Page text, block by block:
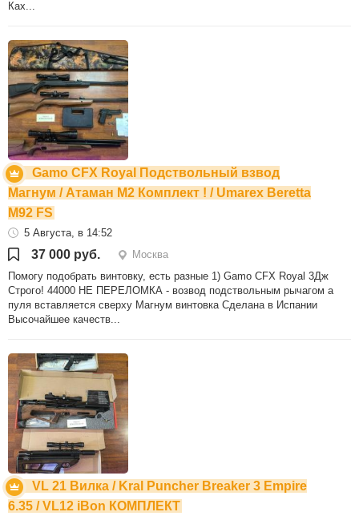
Ках...
Gamo CFX Royal Подствольный взвод
Магнум / Атаман М2 Комплект ! / Umarex Beretta
M92 FS
5 Августа, в 14:52
37 000 руб.
Москва
Помогу подобрать винтовку, есть разные 1) Gamo CFX Royal 3Дж
Строго! 44000 НЕ ПЕРЕЛОМКА - возвод подствольным рычагом а
пуля вставляется сверху Магнум винтовка Сделана в Испании
Высочайшее качеств...
VL 21 Вилка / Kral Puncher Breaker 3 Empire
6.35 / VL12 iBon КОМПЛЕКТ